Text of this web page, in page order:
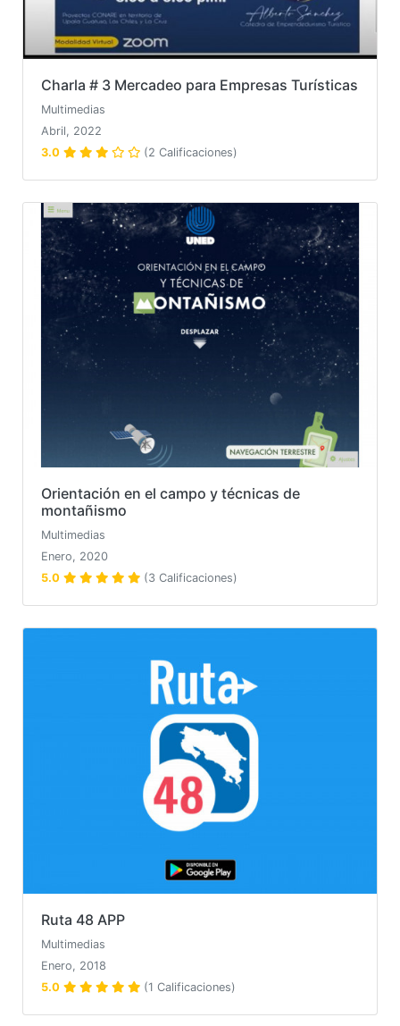
Charla # 3 Mercadeo para Empresas Turísticas
Multimedias
Abril, 2022
3.0
(2 Calificaciones)
Orientación en el campo y técnicas de
montañismo
Multimedias
Enero, 2020
5.0
(3 Calificaciones)
Ruta 48 APP
Multimedias
Enero, 2018
5.0
(1 Calificaciones)